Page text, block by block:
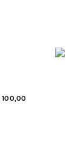
100 ,00